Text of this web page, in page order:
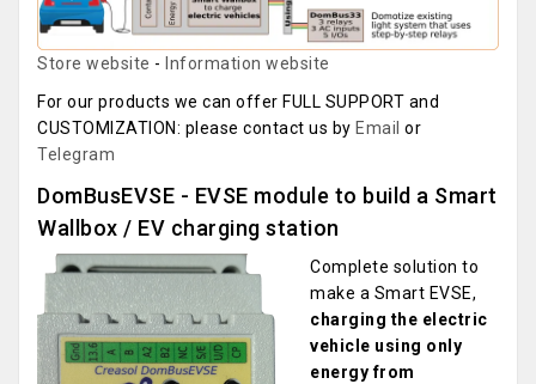
Store website - Information website
For our products we can offer FULL SUPPORT and
CUSTOMIZATION: please contact us by Email or
Telegram
DomBusEVSE - EVSE module to build a Smart
Wallbox / EV charging station
Complete solution to
make a Smart EVSE,
charging the electric
vehicle using only
energy from